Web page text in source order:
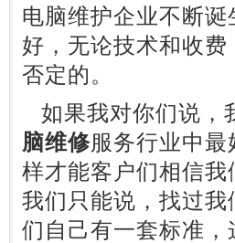
电脑维护企业不断
好，无论技术和收
否定的。
如果我对你们说，
脑维修服务行业中
样才能客户们相信
我们只能说，找过
们自己有一套标准